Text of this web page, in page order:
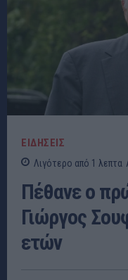
ΕΙΔΗΣΕΙΣ
Λιγότερο από 1 λεπτα
Πέθανε ο
Γιώργος
ετών